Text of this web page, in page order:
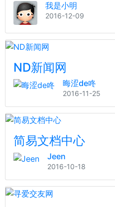
我是小明
2016-12-09
ND新闻网
晦涩de咚
2016-11-25
简易文档中心
Jeen
2016-10-18